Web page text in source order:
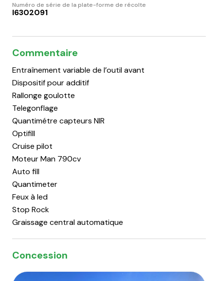
Numéro de série de la plate-forme de récolte
I6302091
Commentaire
Entraînement variable de l’outil avant
Dispositif pour additif
Rallonge goulotte
Telegonflage
Quantimétre capteurs NIR
Optifill
Cruise pilot
Moteur Man 790cv
Auto fill
Quantimeter
Feux à led
Stop Rock
Concession